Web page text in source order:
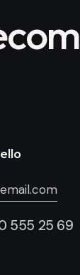
555 25 69